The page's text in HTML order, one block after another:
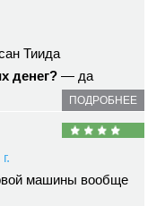
Тиида
денег? — да
ПОДРОБНЕЕ
машины вообще